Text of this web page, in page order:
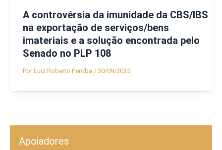
A controvérsia da imunidade da CBS/IBS
na exportação de serviços/bens
imateriais e a solução encontrada pelo
Senado no PLP 108
PorLuiz Roberto Peroba / 30/09/2025
Apoiadores